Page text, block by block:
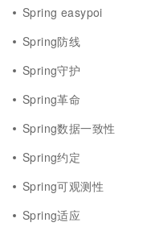
Spring easypoi
Spring防线
Spring守护
Spring革命
Spring数据一致性
Spring约定
Spring可观测性
Spring适应